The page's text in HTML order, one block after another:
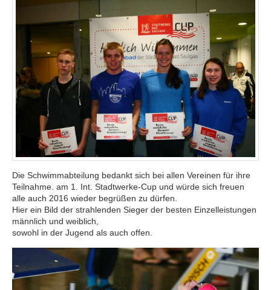
Die Schwimmabteilung bedankt sich bei allen Vereinen für ihre
Teilnahme. am 1. Int. Stadtwerke-Cup und würde sich freuen
alle auch 2016 wieder begrüßen zu dürfen.
Hier ein Bild der strahlenden Sieger der besten Einzelleistungen
männlich und weiblich,
sowohl in der Jugend als auch offen.